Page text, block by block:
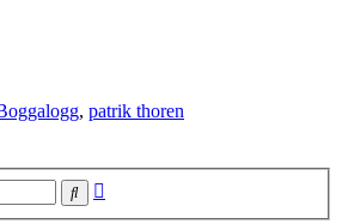
, patrik thoren
Sök